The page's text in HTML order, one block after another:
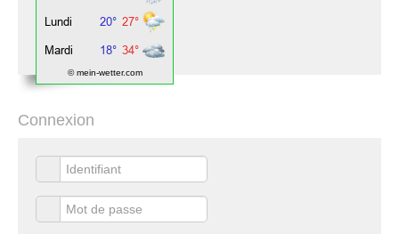
© mein-wetter.com
Connexion